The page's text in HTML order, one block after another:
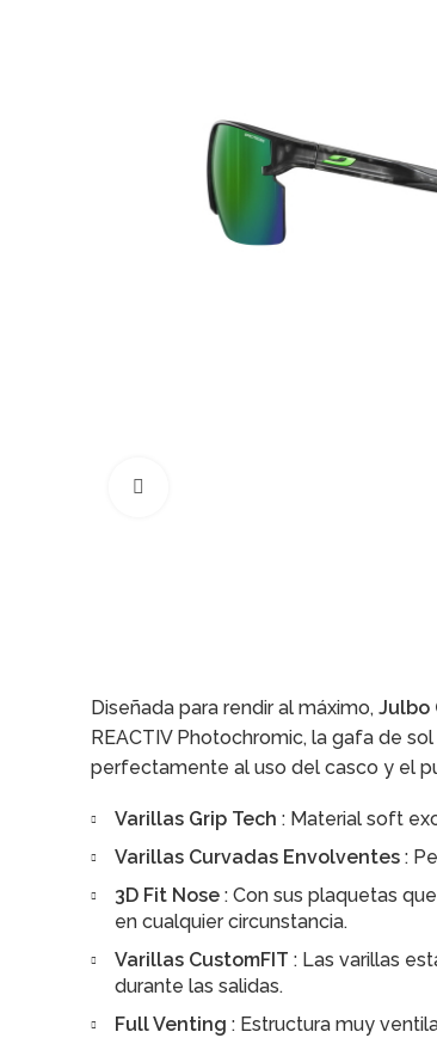
Diseñada para rendir al máximo, Julbo
REACTIV Photochromic, la gafa de
perfectamente al uso del casco y el
Varillas Grip Tech : Material soft
Varillas Curvadas Envolventes :
3D Fit Nose : Con sus plaquetas
en cualquier circunstancia.
Varillas CustomFIT : Las varillas
durante las salidas.
Full Venting : Estructura muy